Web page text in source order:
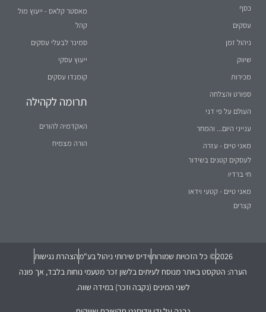
כסף
עסקים
ניהול זמן
שיווק
מכירות
ספורט והצלחה
העולם על פי דני
ענייני היום... והמחר
מאני טיים - עזרה
לעסקים קטנים בשידור
חי ברדיו
מאני טיים - קטעי וידאו
קצרים
מאסטר קלאס - ייעוץ מול
קהל
סמינר לבעלי עסקים
ייעוץ עסקי
קומנדו עסקים
תרומה לקהילה
האקדמיה להורים
הורה מצמיח
2026© כל הזכויות שמורותוידיס שירותי ניהול בע"מהצהרת נגישות
הערה: הטקסט באתר מנוסח לעיתים בלשון זכר מטעמי נוחות בלבד, אך פונה
לשני המינים (נקבה וזכר) במידה שווה.